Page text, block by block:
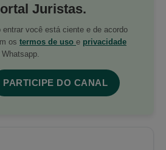
Juristas.
entrar você está ciente e de acordo
os termos de uso e privacidade
PARTICIPE DO CANAL